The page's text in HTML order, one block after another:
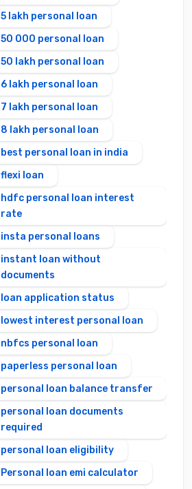
5 lakh personal loan
50 000 personal loan
50 lakh personal loan
6 lakh personal loan
7 lakh personal loan
8 lakh personal loan
best personal loan in india
flexi loan
hdfc personal loan interest
rate
insta personal loans
instant loan without
documents
loan application status
lowest interest personal loan
nbfcs personal loan
paperless personal loan
personal loan balance transfer
personal loan documents
required
personal loan eligibility
Personal loan emi calculator